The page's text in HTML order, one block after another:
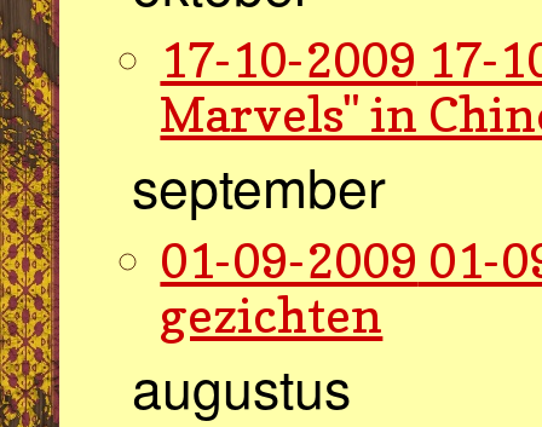
17-10-2009 17-
Marvels" in
september
01-09-2009 01-
gezichten
augustus